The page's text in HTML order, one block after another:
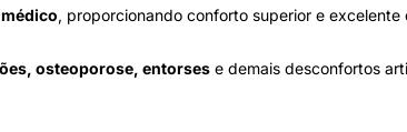
, proporcionando conforto superior e excelente
osteoporose, entorses e demais desconfortos